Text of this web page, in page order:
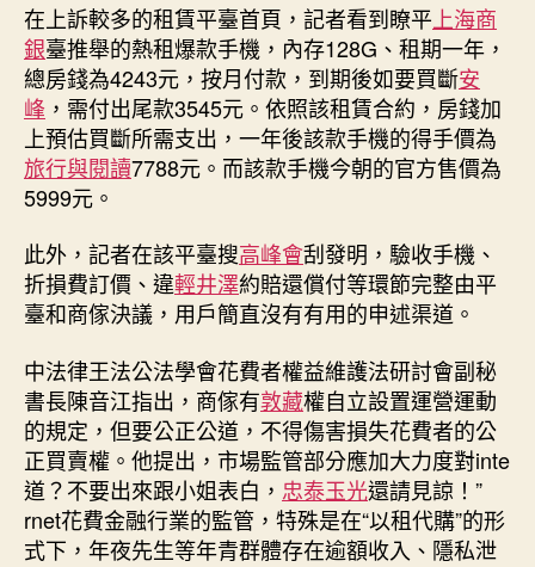
在上訴較多的租賃平臺首頁，記者看到瞭平 上海商
銀臺推舉的熱租爆款手機，內存128G、租期一年，
總房錢為4243元，按月付款，到期後如要買斷安
峰 ，需付出尾款3545元。依照該租賃合約，房錢加
上預估買斷所需支出，一年後該款手機的得手價為
旅行與閱讀7788元。而該款手機今朝的官方售價為
5999元。
此外，記者在該平臺搜高峰會刮發明，驗收手機、
折損費訂價、違輕井澤約賠還償付等環節完整由平
臺和商傢決議，用戶簡直沒有有用的申述渠道。
中法律王法公法學會花費者權益維護法研討會副秘
書長陳音江指出，商傢有敦藏權自立設置運營運動
的規定，但要公正公道，不得傷害損失花費者的公
正買賣權。他提出，市場監管部分應加大力度對inte
道？不要出來跟小姐表白， 忠泰玉光還請見諒！”
rnet花費金融行業的監管，特殊是在“以租代購”的形
式下，年夜先生等年青群體存在逾額收入、隱私泄